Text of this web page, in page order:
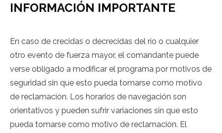
INFORMACIÓN IMPORTANTE
En caso de crecidas o decrecidas del río o cualquier
otro evento de fuerza mayor, el comandante puede
verse obligado a modificar el programa por motivos de
seguridad sin que esto pueda tomarse como motivo
de reclamación. Los horarios de navegación son
orientativos y pueden sufrir variaciones sin que esto
pueda tomarse como motivo de reclamación. El